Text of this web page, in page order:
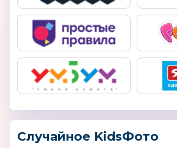
Случайное KidsФото